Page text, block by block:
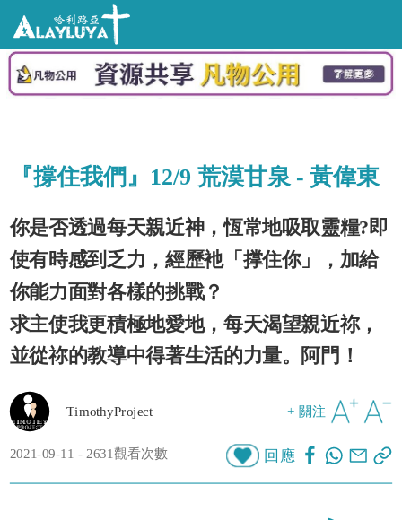
『撐住我們』12/9 荒漠甘泉 - 黃偉東
你是否透過每天親近神，恆常地吸取靈糧?即
使有時感到乏力，經歷衪「撑住你」，加給
你能力面對各樣的挑戰？
求主使我更積極地愛地，每天渴望親近祢，
並從祢的教導中得著生活的力量。阿門！
+ 關注
TimothyProject
2021-09-11 - 2631觀看次數 回應